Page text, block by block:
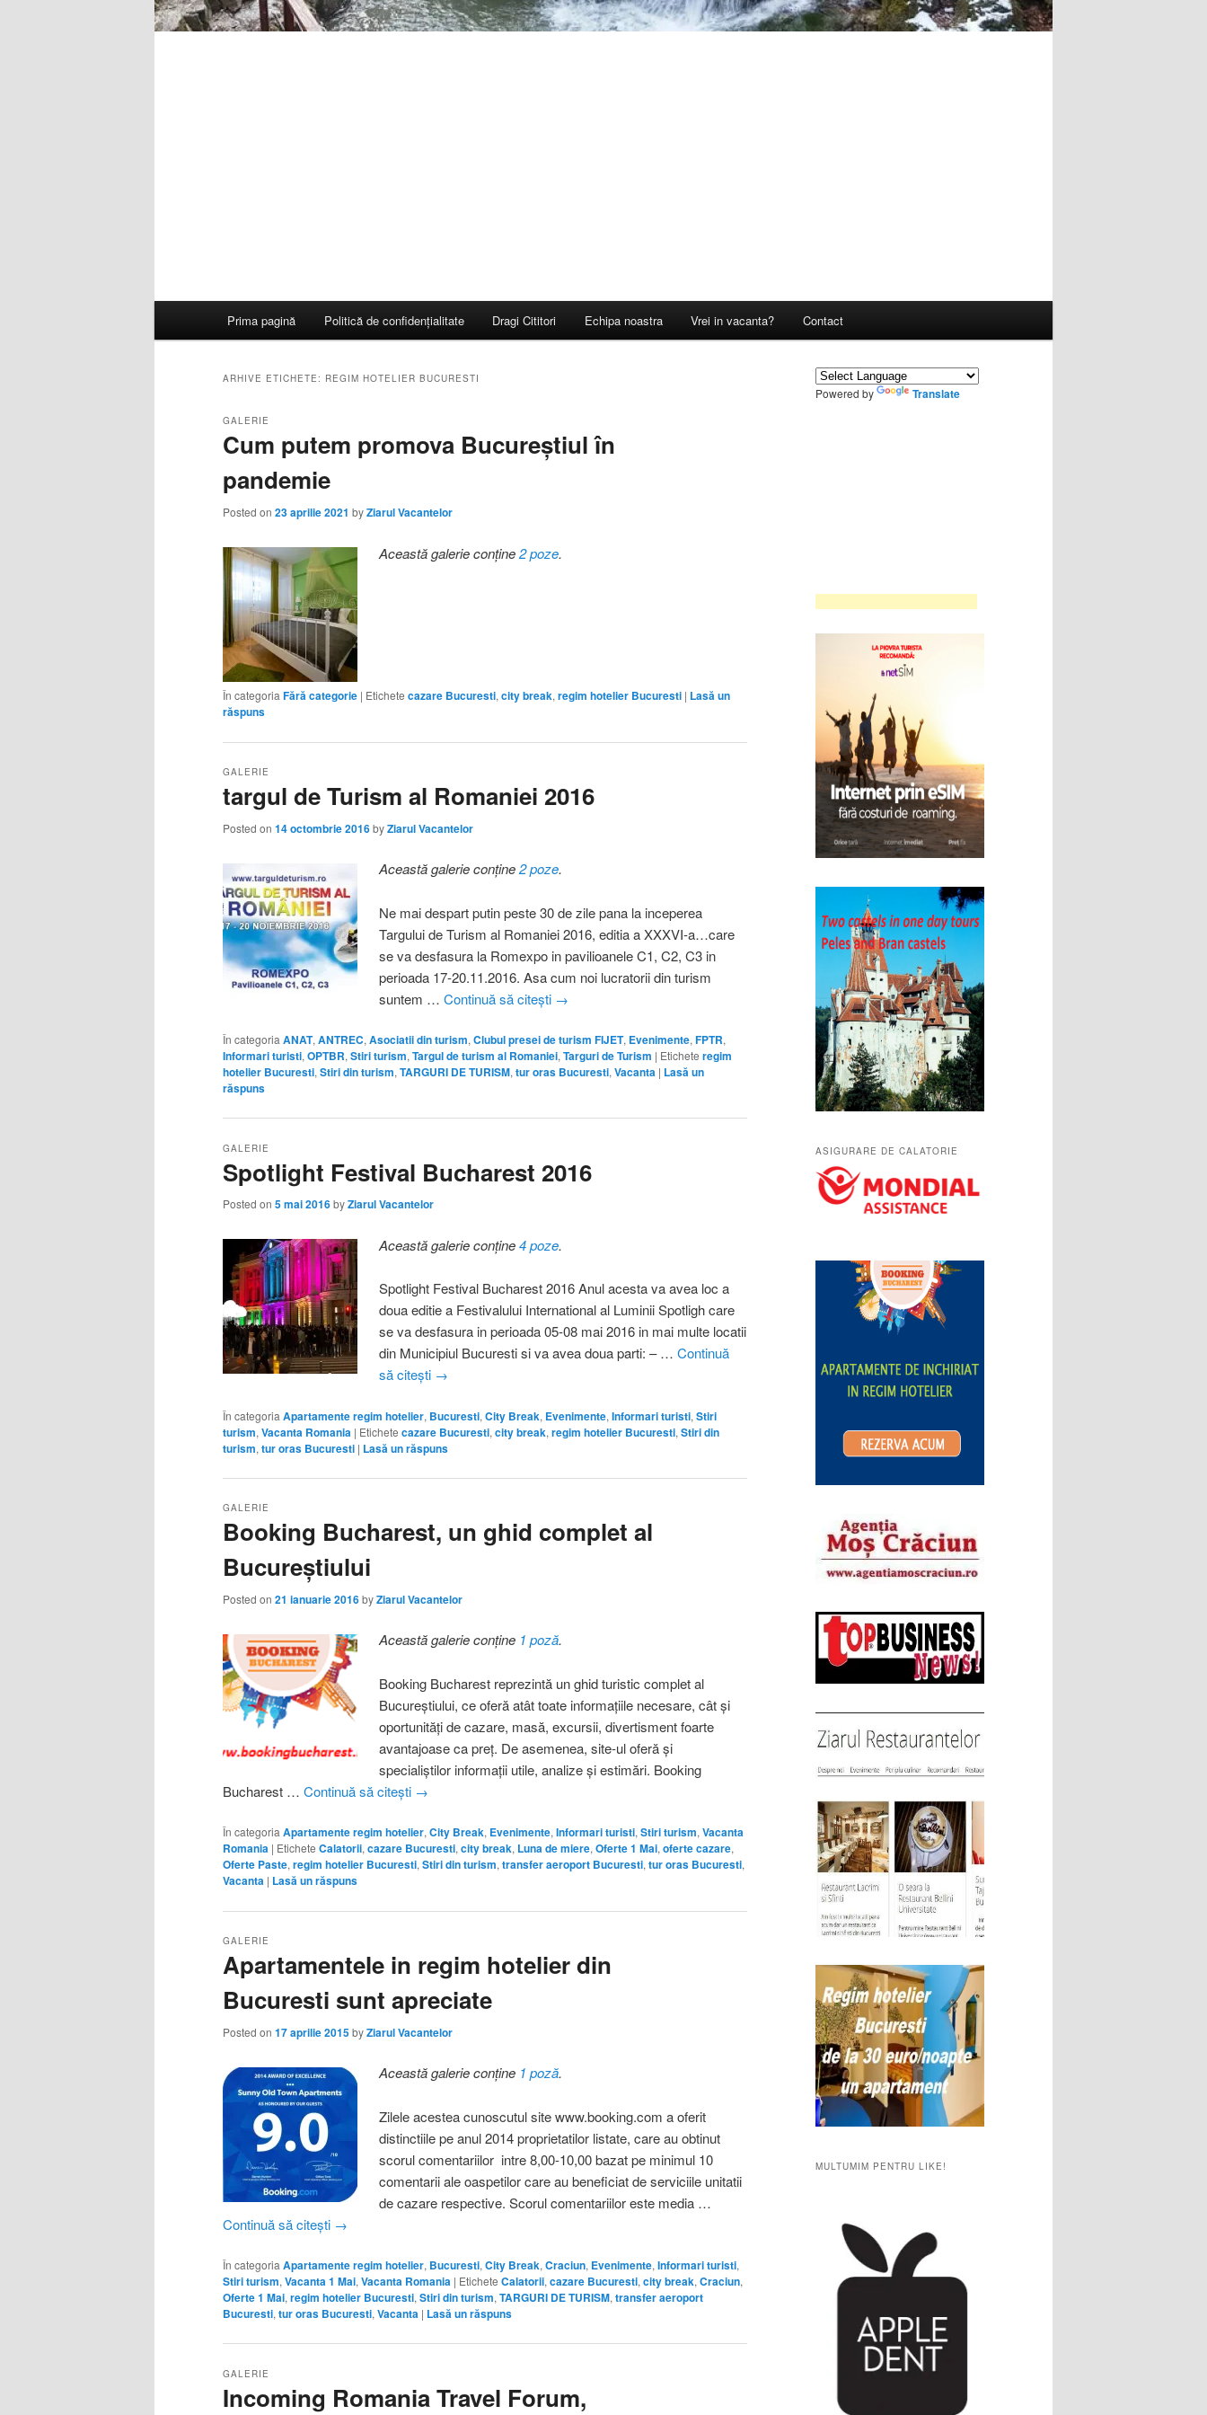
Prima pagină Politică de confidențialitate Dragi Cititori Echipa noastra Vrei in vacanta? Contact
ARHIVE ETICHETE: REGIM HOTELIER BUCURESTI
Cum putem promova Bucureștiul în
pandemie
GALERIE
Posted on 23 aprilie 2021 byZiarul Vacantelor
Această galerie conține2 poze.
În categoria Fără categorie | Etichete cazare Bucuresti, city break, regim hotelier Bucuresti | Lasă un
răspuns
targul de Turism al Romaniei 2016
GALERIE
Posted on 14 octombrie 2016byZiarul Vacantelor
Această galerie conține2 poze.
Ne mai despart putin peste 30 de zile pana la inceperea
Targului de Turism al Romaniei 2016, editia a XXXVI-a…care
se va desfasura la Romexpo in pavilioanele C1, C2, C3 in
perioada 17-20.11.2016. Asa cum noi lucratorii din turism
suntem …Continuă să citești →
În categoria ANAT, ANTREC, Asociatii din turism, Clubul presei de turism FIJET, Evenimente, FPTR,
Informari turisti, OPTBR, Stiri turism, Targul de turism al Romaniei, Targuri de Turism | Etichete regim
hotelier Bucuresti, Stiri din turism, TARGURI DE TURISM, tur oras Bucuresti, Vacanta | Lasă un
răspuns
Spotlight Festival Bucharest 2016
GALERIE
Posted on 5 mai 2016byZiarul Vacantelor
Această galerie conține4 poze.
Spotlight Festival Bucharest 2016 Anul acesta va avea loc a
doua editie a Festivalului International al Luminii Spotligh care
se va desfasura in perioada 05-08 mai 2016 in mai multe locatii
din Municipiul Bucuresti si va avea doua parti: – …Continuă
să citești →
În categoria Apartamente regim hotelier, Bucuresti, City Break, Evenimente, Informari turisti, Stiri
turism, Vacanta Romania | Etichete cazare Bucuresti, city break, regim hotelier Bucuresti, Stiri din
turism, tur oras Bucuresti | Lasă un răspuns
Booking Bucharest, un ghid complet al
Bucureştiului
GALERIE
Posted on 21 ianuarie 2016byZiarul Vacantelor
Această galerie conține 1 poză.
Booking Bucharest reprezintă un ghid turistic complet al
Bucureştiului, ce oferă atât toate informaţiile necesare, cât şi
oportunităţi de cazare, masă, excursii, divertisment foarte
avantajoase ca preţ. De asemenea, site-ul oferă şi
specialiştilor informaţii utile, analize şi estimări. Booking
Bucharest … Continuă să citești →
În categoria Apartamente regim hotelier, City Break, Evenimente, Informari turisti, Stiri turism, Vacanta
Romania | Etichete Calatorii, cazare Bucuresti, city break, Luna de miere, Oferte 1 Mai, oferte cazare,
Oferte Paste, regim hotelier Bucuresti, Stiri din turism, transfer aeroport Bucuresti, tur oras Bucuresti,
Vacanta | Lasă un răspuns
Apartamentele in regim hotelier din
Bucuresti sunt apreciate
GALERIE
Posted on 17 aprilie 2015byZiarul Vacantelor
Această galerie conține 1 poză.
Zilele acestea cunoscutul site www.booking.com a oferit
distinctiile pe anul 2014 proprietatilor listate, care au obtinut
scorul comentariilor intre 8,00-10,00 bazat pe minimul 10
comentarii ale oaspetilor care au beneficiat de serviciile unitatii
de cazare respective. Scorul comentariilor este media …
Continuă să citești →
În categoria Apartamente regim hotelier, Bucuresti, City Break, Craciun, Evenimente, Informari turisti,
Stiri turism, Vacanta 1 Mai, Vacanta Romania | Etichete Calatorii, cazare Bucuresti, city break, Craciun,
Oferte 1 Mai, regim hotelier Bucuresti, Stiri din turism, TARGURI DE TURISM, transfer aeroport
Bucuresti, tur oras Bucuresti, Vacanta | Lasă un răspuns
Incoming Romania Travel Forum,
GALERIE
Powered by Translate
ASIGURARE DE CALATORIE
MULTUMIM PENTRU LIKE!